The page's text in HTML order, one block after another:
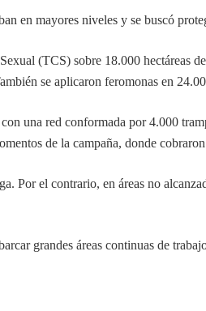
en mayores niveles y se buscó
(TCS) sobre 18.000 hectáreas
se aplicaron feromonas en
una red conformada por 4.000
de la campaña, donde
Por el contrario, en áreas no
grandes áreas continuas de